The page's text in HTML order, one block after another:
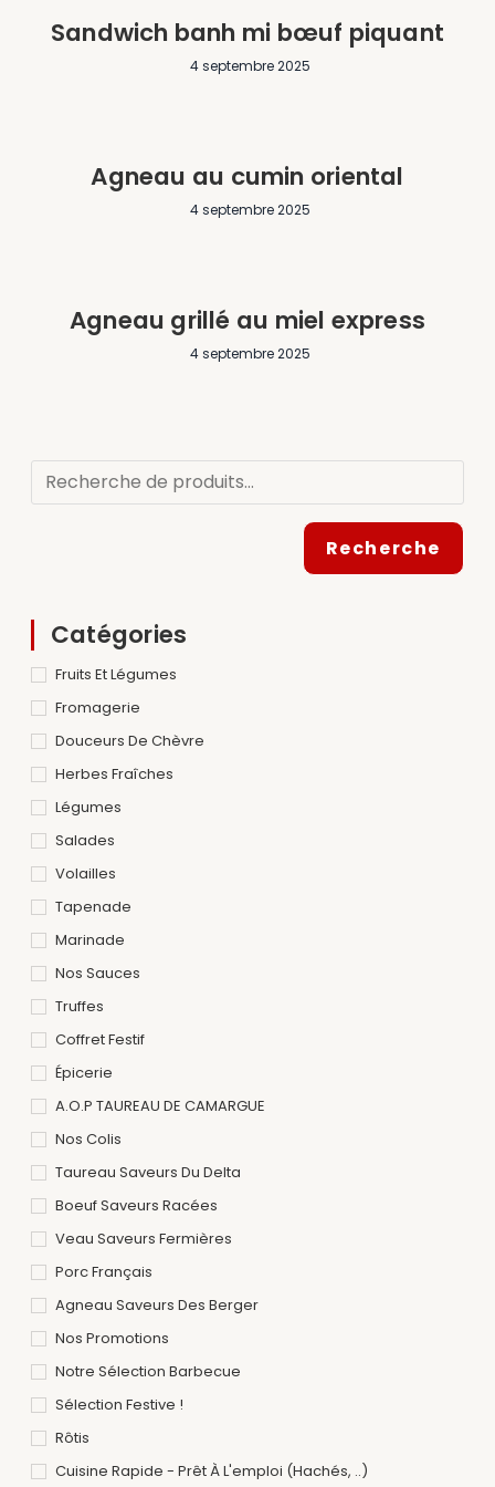
Sandwich banh mi bœuf piquant
4 septembre 2025
Agneau au cumin oriental
4 septembre 2025
Agneau grillé au miel express
4 septembre 2025
Recherche
Catégories
Fruits Et Légumes
Fromagerie
Douceurs De Chèvre
Herbes Fraîches
Légumes
Salades
Volailles
Tapenade
Marinade
Nos Sauces
Truffes
Coffret Festif
Épicerie
A.O.P TAUREAU DE CAMARGUE
Nos Colis
Taureau Saveurs Du Delta
Boeuf Saveurs Racées
Veau Saveurs Fermières
Porc Français
Agneau Saveurs Des Berger
Nos Promotions
Notre Sélection Barbecue
Sélection Festive !
Rôtis
Cuisine Rapide - Prêt À L'emploi (hachés, ..)